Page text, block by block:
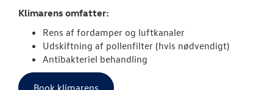
Klimarens omfatter:
Rens af fordamper og luftkanaler
Udskiftning af pollenfilter (hvis nødvendigt)
Antibakteriel behandling
Book klimarens